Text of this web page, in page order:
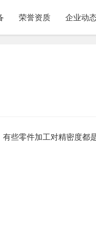
荣誉资质 企业动
些零件加工对精密度都